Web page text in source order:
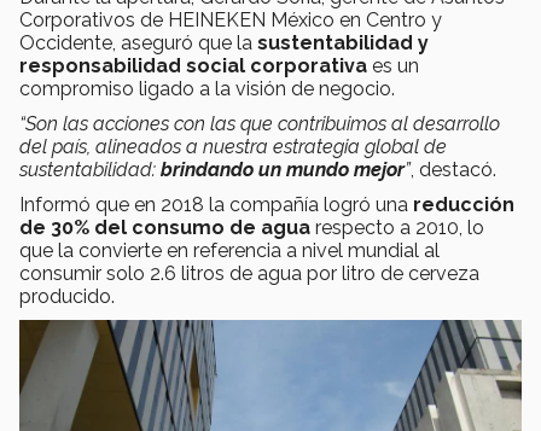
Corporativos de HEINEKEN México en Centro y
Occidente, aseguró que la sustentabilidad y
responsabilidad social corporativa es un
compromiso ligado a la visión de negocio.
“Son las acciones con las que contribuimos al desarrollo
del país, alineados a nuestra estrategia global de
sustentabilidad: brindando un mundo mejor”, destacó.
Informó que en 2018 la compañía logró una reducción
de 30% del consumo de agua respecto a 2010, lo
que la convierte en referencia a nivel mundial al
consumir solo 2.6 litros de agua por litro de cerveza
producido.